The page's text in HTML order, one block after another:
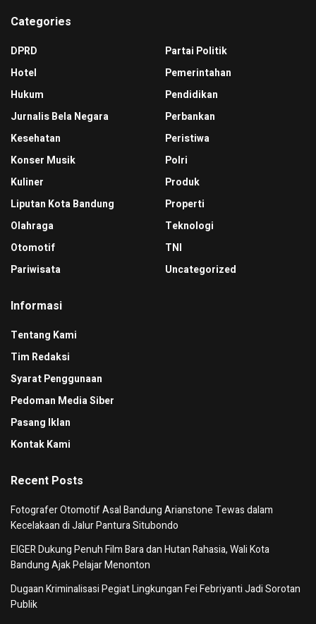
Categories
DPRD
Hotel
Hukum
Jurnalis Bela Negara
Kesehatan
Konser Musik
Kuliner
Liputan Kota Bandung
Olahraga
Otomotif
Pariwisata
Partai Politik
Pemerintahan
Pendidikan
Perbankan
Peristiwa
Polri
Produk
Properti
Teknologi
TNI
Uncategorized
Informasi
Tentang Kami
Tim Redaksi
Syarat Penggunaan
Pedoman Media Siber
Pasang Iklan
Kontak Kami
Recent Posts
Fotografer Otomotif Asal Bandung Arianstone Tewas dalam
Kecelakaan di Jalur Pantura Situbondo
EIGER Dukung Penuh Film Bara dan Hutan Rahasia, Wali Kota
Bandung Ajak Pelajar Menonton
Dugaan Kriminalisasi Pegiat Lingkungan Fei Febriyanti Jadi Sorotan
Publik